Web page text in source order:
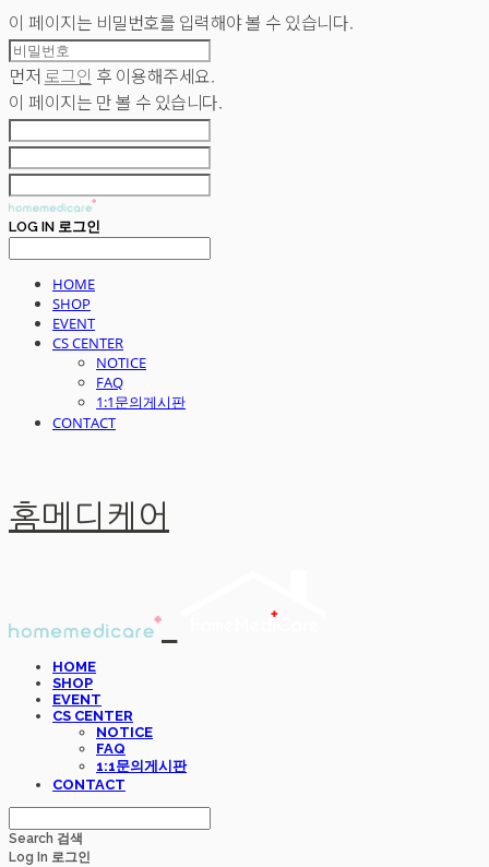
이 페이지는 비밀번호를 입력해야 볼 수 있습니다.
먼저 로그인 후 이용해주세요.
이 페이지는 만 볼 수 있습니다.
LOG IN 로그인
HOME
SHOP
EVENT
CS CENTER
NOTICE
FAQ
1:1문의게시판
CONTACT
홈메디케어
HOME
SHOP
EVENT
CS CENTER
NOTICE
FAQ
1:1문의게시판
CONTACT
Search 검색
Log In 로그인